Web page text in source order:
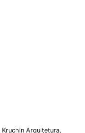
Kruchin Arquitetura,